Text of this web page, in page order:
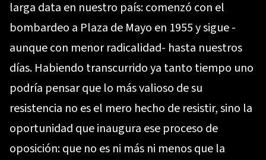
larga data en nuestro país: comenzó con el
bombardeo a Plaza de Mayo en 1955 y sigue -
aunque con menor radicalidad- hasta nuestros
días. Habiendo transcurrido ya tanto tiempo uno
podría pensar que lo más valioso de su
resistencia no es el mero hecho de resistir, sino la
oportunidad que inaugura ese proceso de
oposición: que no es ni más ni menos que la